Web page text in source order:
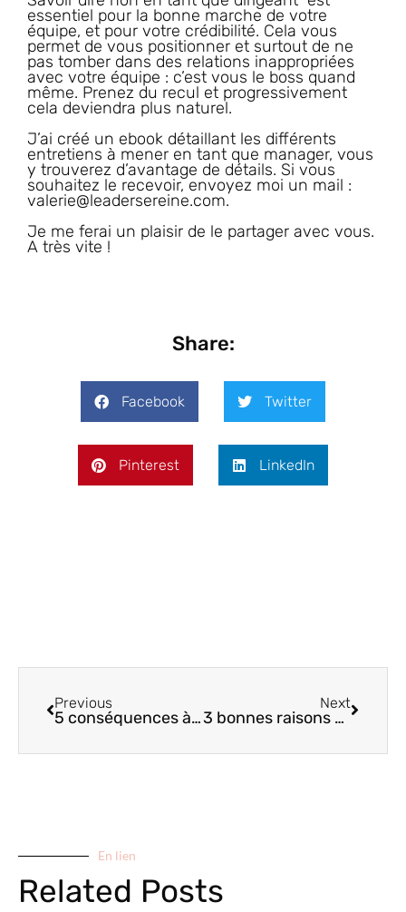
essentiel pour la bonne marche de votre
équipe, et pour votre crédibilité. Cela vous
permet de vous positionner et surtout de ne
pas tomber dans des relations inappropriées
avec votre équipe : c’est vous le boss quand
même. Prenez du recul et progressivement
cela deviendra plus naturel.
J’ai créé un ebook détaillant les différents
entretiens à mener en tant que manager, vous
y trouverez d’avantage de détails. Si vous
souhaitez le recevoir, envoyez moi un mail :
valerie@leadersereine.com.
Je me ferai un plaisir de le partager avec vous.
A très vite !
Share:
Facebook Twitter
Pinterest LinkedIn
Précédent
Previous
5 conséquences à éviter quand on change de décision
Next
3 bonnes raisons d’en finir avec le perfectionnisme !
En lien
Related Posts